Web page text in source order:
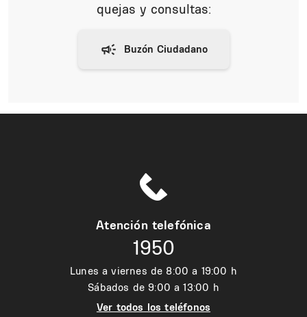
quejas y consultas:
Atención telefónica
1950
Lunes a viernes de 8:00 a 19:00 h
Sábados de 9:00 a 13:00 h
Ver todos los teléfonos